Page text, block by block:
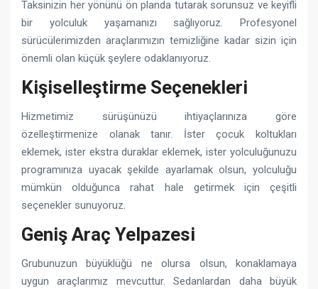
Taksinizin her yönünü ön planda tutarak sorunsuz ve keyifli
bir yolculuk yaşamanızı sağlıyoruz. Profesyonel
sürücülerimizden araçlarımızın temizliğine kadar sizin için
önemli olan küçük şeylere odaklanıyoruz.
Kişiselleştirme Seçenekleri
Hizmetimiz sürüşünüzü ihtiyaçlarınıza göre
özelleştirmenize olanak tanır. İster çocuk koltukları
eklemek, ister ekstra duraklar eklemek, ister yolculuğunuzu
programınıza uyacak şekilde ayarlamak olsun, yolculuğu
mümkün olduğunca rahat hale getirmek için çeşitli
seçenekler sunuyoruz.
Geniş Araç Yelpazesi
Grubunuzun büyüklüğü ne olursa olsun, konaklamaya
uygun araçlarımız mevcuttur. Sedanlardan daha büyük